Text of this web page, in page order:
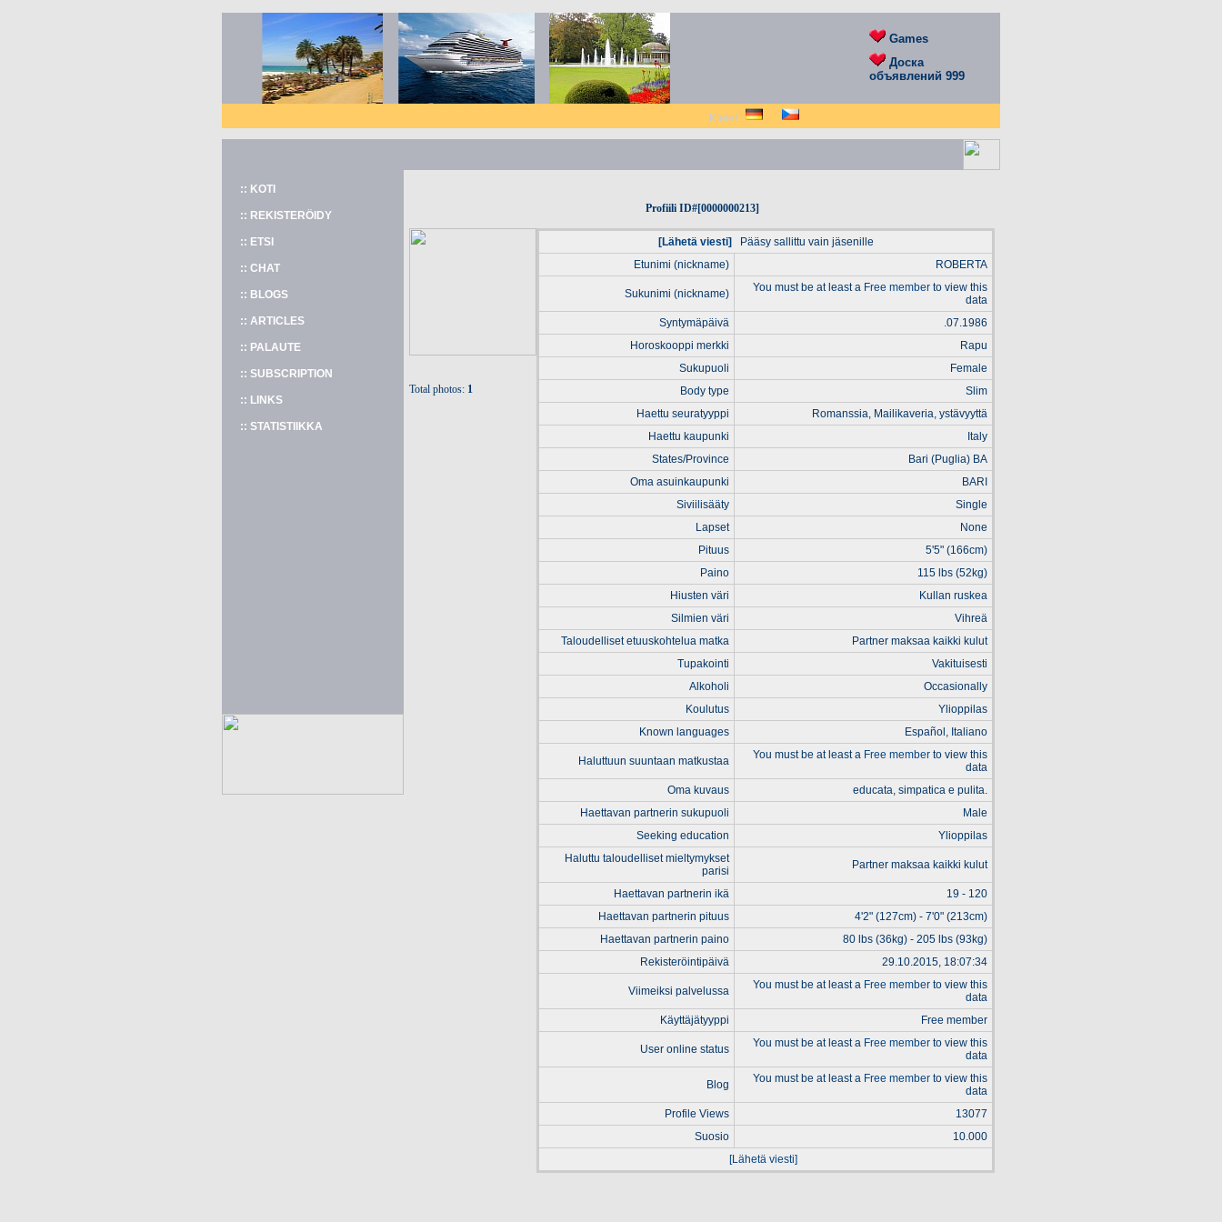
Games
Доска
объявлений 999
Kielet :
:: KOTI
:: REKISTERÖIDY
:: ETSI
:: CHAT
:: BLOGS
:: ARTICLES
:: PALAUTE
:: SUBSCRIPTION
:: LINKS
:: STATISTIIKKA
Profiili ID#[0000000213]
Total photos: 1
[Lähetä viesti]
Pääsy sallittu vain jäsenille
Etunimi (nickname)
ROBERTA
Sukunimi (nickname) You must be at least a Free member to view this
data
Syntymäpäivä
.07.1986
Horoskooppi merkki
Rapu
Sukupuoli
Female
Body type
Slim
Haettu seuratyyppi
Romanssia, Mailikaveria, ystävyyttä
Haettu kaupunki
Italy
States/Province
Bari (Puglia) BA
Oma asuinkaupunki
BARI
Siviilisääty
Single
Lapset
None
Pituus
5'5" (166cm)
Paino
115 lbs (52kg)
Hiusten väri
Kullan ruskea
Silmien väri
Vihreä
Taloudelliset etuuskohtelua matka
Partner maksaa kaikki kulut
Tupakointi
Vakituisesti
Alkoholi
Occasionally
Koulutus
Ylioppilas
Known languages
Español, Italiano
Haluttuun suuntaan matkustaa You must be at least a Free member to view this
data
Oma kuvaus
educata, simpatica e pulita.
Haettavan partnerin sukupuoli
Male
Seeking education
Ylioppilas
Haluttu taloudelliset mieltymykset
parisi
Partner maksaa kaikki kulut
Haettavan partnerin ikä
19 - 120
Haettavan partnerin pituus
4'2" (127cm) - 7'0" (213cm)
Haettavan partnerin paino
80 lbs (36kg) - 205 lbs (93kg)
Rekisteröintipäivä
29.10.2015, 18:07:34
Viimeiksi palvelussa You must be at least a Free member to view this
data
Käyttäjätyyppi
Free member
User online status You must be at least a Free member to view this
data
Blog You must be at least a Free member to view this
data
Profile Views
13077
Suosio
10.000
[Lähetä viesti]